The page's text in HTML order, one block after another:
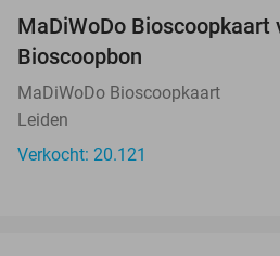
MaDiWoDo Bioscoopkaart
Bioscoopbon
MaDiWoDo Bioscoopkaart
Leiden
Verkocht: 20.121